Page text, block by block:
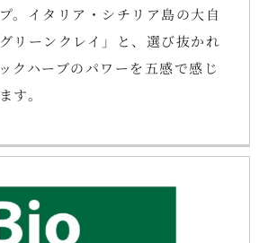
。イタリア・シチリア島の大自
リーンクレイ」と、選び抜かれ
クハーブのパワーを五感で感じ
す。